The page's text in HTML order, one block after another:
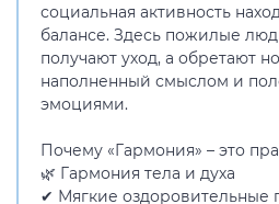
социальная активность
балансе. Здесь пожилые
получают уход, а обретают
наполненный смыслом и
эмоциями.
Почему «Гармония» – это
🌿 Гармония тела и духа
✔ Мягкие оздоровительные